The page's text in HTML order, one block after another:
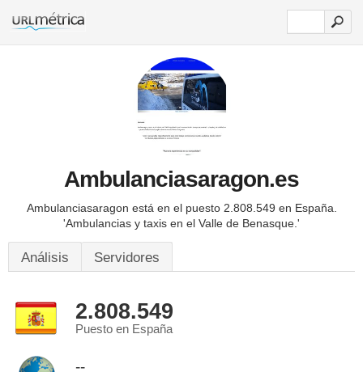
Ambulanciasaragon.es
Ambulanciasaragon está en el puesto 2.808.549 en España.
'Ambulancias y taxis en el Valle de Benasque.'
Análisis Servidores
2.808.549
Puesto en España
--